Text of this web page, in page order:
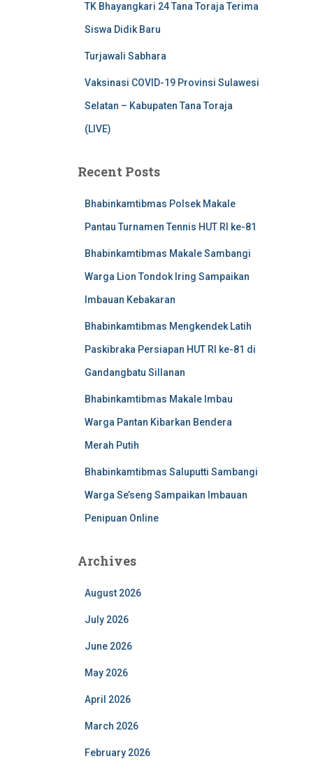
TK Bhayangkari 24 Tana Toraja Terima
Siswa Didik Baru
Turjawali Sabhara
Vaksinasi COVID-19 Provinsi Sulawesi
Selatan – Kabupaten Tana Toraja
(LIVE)
Recent Posts
Bhabinkamtibmas Polsek Makale
Pantau Turnamen Tennis HUT RI ke-81
Bhabinkamtibmas Makale Sambangi
Warga Lion Tondok Iring Sampaikan
Imbauan Kebakaran
Bhabinkamtibmas Mengkendek Latih
Paskibraka Persiapan HUT RI ke-81 di
Gandangbatu Sillanan
Bhabinkamtibmas Makale Imbau
Warga Pantan Kibarkan Bendera
Merah Putih
Bhabinkamtibmas Saluputti Sambangi
Warga Se’seng Sampaikan Imbauan
Penipuan Online
Archives
August 2026
July 2026
June 2026
May 2026
April 2026
March 2026
February 2026